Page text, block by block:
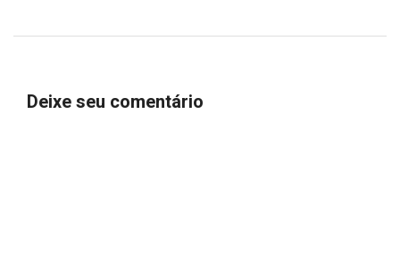
Deixe seu comentário